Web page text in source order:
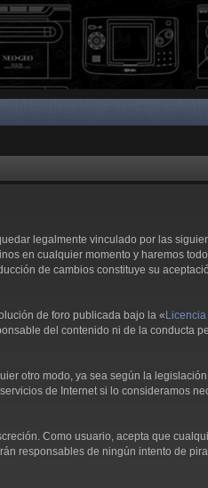
legalmente vinculado por las
en cualquier momento y haremos
de cambios constituye su
de foro publicada bajo la «
del contenido ni de la conducta
otro modo, ya sea según la
de Internet si lo consideramos
Como usuario, acepta que
responsables de ningún intento de